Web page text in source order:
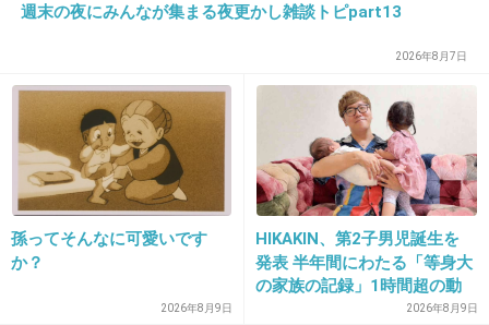
めっちゃ痛いよね
会陰切開後に無麻酔で縫う時はチクチクくらい
だけどあんなんじゃないよね？
4件の返信
+115 -3
34. 匿名
週末の夜にみんなが集まる夜更かし雑談トピpart13
2026年8月7日
孫ってそんなに可愛いです
か？
2026年8月9日
HIKAKIN、第2子男児誕生を
発表 半年間にわたる「等身大
の家族の記録」1時間超の動
画とともに感謝伝える2026年8月9日